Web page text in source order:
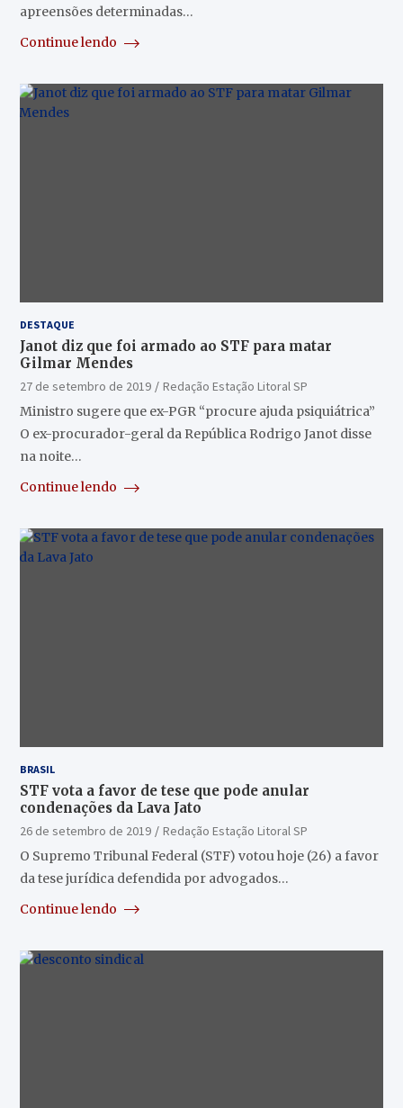
apreensões determinadas…
Continue lendo
DESTAQUE
Janot diz que foi armado ao STF para matar
Gilmar Mendes
27 de setembro de 2019
Redação Estação Litoral SP
Ministro sugere que ex-PGR “procure ajuda psiquiátrica”
O ex-procurador-geral da República Rodrigo Janot disse
na noite…
Continue lendo
BRASIL
STF vota a favor de tese que pode anular
condenações da Lava Jato
26 de setembro de 2019
Redação Estação Litoral SP
O Supremo Tribunal Federal (STF) votou hoje (26) a favor
da tese jurídica defendida por advogados…
Continue lendo